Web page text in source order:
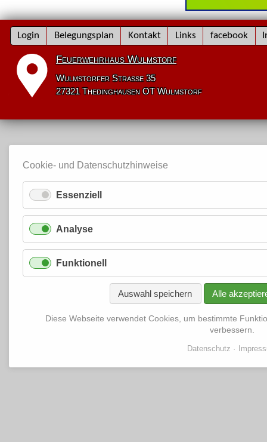
Navigation
überspringen
Login Belegungsplan Kontakt Links facebook
Feuerwehrhaus Wulmstorf
Wulmstorfer Straße 35
27321 Thedinghausen OT Wulmstorf
Cookie- und Datenschutzhinweise
Essenziell
Analyse
Funktionell
Auswahl speichern Alle
Diese Webseite verwendet Cookies, um bestimmte
verbessern.
Datenschutz